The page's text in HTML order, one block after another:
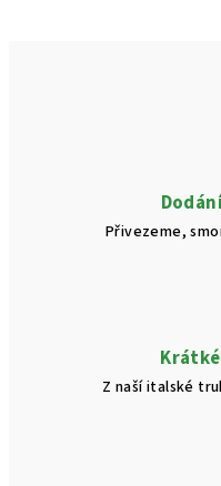
Přivezeme,
Z naší italské